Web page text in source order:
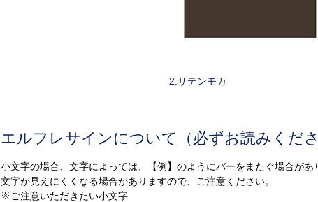
2.サテンモカ
エルフレサインについて（必ずお読みくださ
小文字の場合、文字によっては、【例】のようにバーをまたぐ場合があ
文字が見えにくくなる場合がありますので、ご注意ください。
※ご注意いただきたい小文字